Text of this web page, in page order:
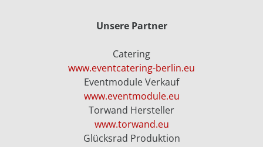
Unsere Partner
Catering
www.eventcatering-berlin.eu
Eventmodule Verkauf
www.eventmodule.eu
Torwand Hersteller
www.torwand.eu
Glücksrad Produktion